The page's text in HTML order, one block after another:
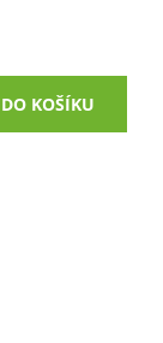
DO KOŠÍKU